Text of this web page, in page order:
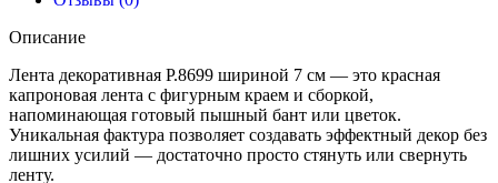
Описание
Лента декоративная Р.8699 шириной 7 см — это красная
капроновая лента с фигурным краем и сборкой,
напоминающая готовый пышный бант или цветок.
Уникальная фактура позволяет создавать эффектный декор без
лишних усилий — достаточно просто стянуть или свернуть
ленту.